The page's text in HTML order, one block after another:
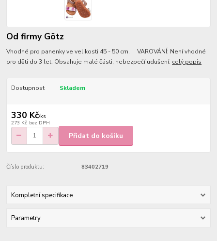
Od firmy Götz
Vhodné pro panenky ve velikosti 45 - 50 cm. VAROVÁNÍ: Není vhodné
pro děti do 3 let. Obsahuje malé části, nebezpečí udušení. celý popis
Dostupnost Skladem
330 Kč/ks
273 Kč bez DPH
Přidat do košíku
Číslo produktu: 83402719
Kompletní specifikace
Parametry